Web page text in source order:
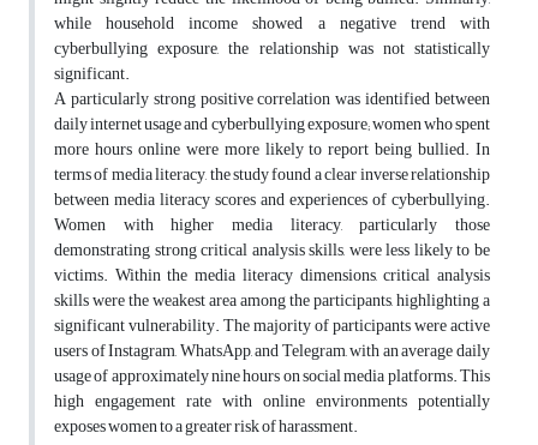
while household income showed a negative trend with
cyberbullying exposure, the relationship was not statistically
significant.
A particularly strong positive correlation was identified between
daily internet usage and cyberbullying exposure; women who spent
more hours online were more likely to report being bullied. In
terms of media literacy, the study found a clear inverse relationship
between media literacy scores and experiences of cyberbullying.
Women with higher media literacy, particularly those
demonstrating strong critical analysis skills, were less likely to be
victims. Within the media literacy dimensions, critical analysis
skills were the weakest area among the participants, highlighting a
significant vulnerability. The majority of participants were active
users of Instagram, WhatsApp, and Telegram, with an average daily
usage of approximately nine hours on social media platforms. This
high engagement rate with online environments potentially
exposes women to a greater risk of harassment.